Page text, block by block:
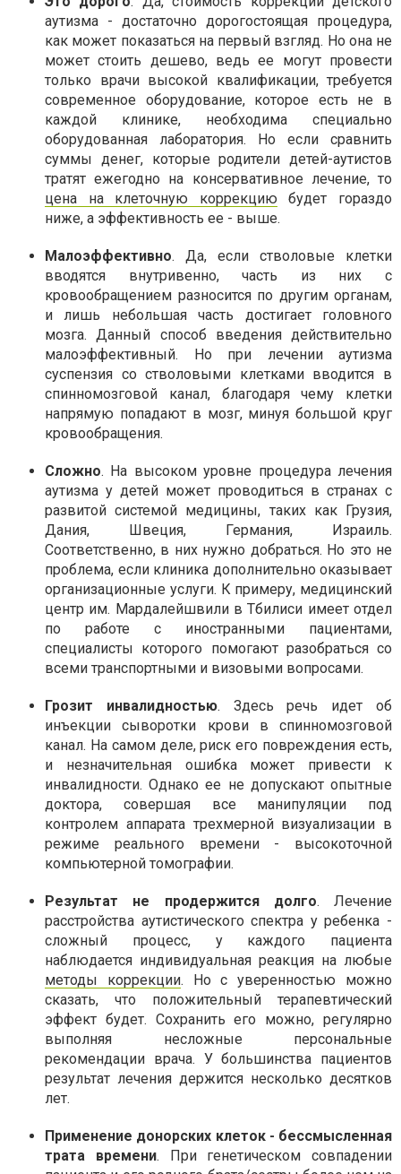
аутизма - достаточно дорогостоящая процедура,
как может показаться на первый взгляд. Но она не
может стоить дешево, ведь ее могут провести
только врачи высокой квалификации, требуется
современное оборудование, которое есть не в
каждой клинике, необходима специально
оборудованная лаборатория. Но если сравнить
суммы денег, которые родители детей-аутистов
тратят ежегодно на консервативное лечение, то
цена на клеточную коррекцию будет гораздо
ниже, а эффективность ее - выше.
Малоэффективно. Да, если стволовые клетки
вводятся внутривенно, часть из них с
кровообращением разносится по другим органам,
и лишь небольшая часть достигает головного
мозга. Данный способ введения действительно
малоэффективный. Но при лечении аутизма
суспензия со стволовыми клетками вводится в
спинномозговой канал, благодаря чему клетки
напрямую попадают в мозг, минуя большой круг
кровообращения.
Сложно. На высоком уровне процедура лечения
аутизма у детей может проводиться в странах с
развитой системой медицины, таких как Грузия,
Дания, Швеция, Германия, Израиль.
Соответственно, в них нужно добраться. Но это не
проблема, если клиника дополнительно оказывает
организационные услуги. К примеру, медицинский
центр им. Мардалейшвили в Тбилиси имеет отдел
по работе с иностранными пациентами,
специалисты которого помогают разобраться со
всеми транспортными и визовыми вопросами.
Грозит инвалидностью. Здесь речь идет об
инъекции сыворотки крови в спинномозговой
канал. На самом деле, риск его повреждения есть,
и незначительная ошибка может привести к
инвалидности. Однако ее не допускают опытные
доктора, совершая все манипуляции под
контролем аппарата трехмерной визуализации в
режиме реального времени - высокоточной
компьютерной томографии.
Результат не продержится долго. Лечение
расстройства аутистического спектра у ребенка -
сложный процесс, у каждого пациента
наблюдается индивидуальная реакция на любые
методы коррекции. Но с уверенностью можно
сказать, что положительный терапевтический
эффект будет. Сохранить его можно, регулярно
выполняя несложные персональные
рекомендации врача. У большинства пациентов
результат лечения держится несколько десятков
лет.
Применение донорских клеток - бессмысленная
трата времени. При генетическом совпадении